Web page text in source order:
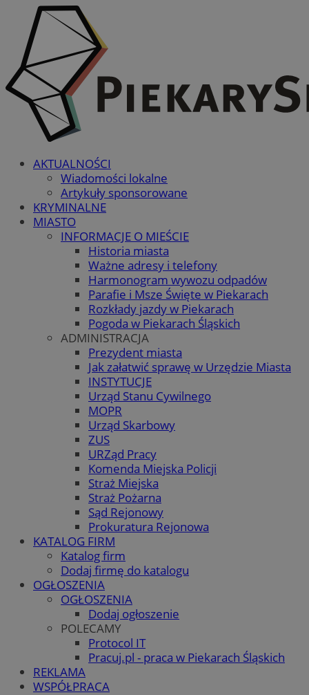
AKTUALNOŚCI
Wiadomości lokalne
Artykuły sponsorowane
KRYMINALNE
MIASTO
INFORMACJE O MIEŚCIE
Historia miasta
Ważne adresy i telefony
Harmonogram wywozu odpadów
Parafie i Msze Święte w Piekarach
Rozkłady jazdy w Piekarach
Pogoda w Piekarach Śląskich
ADMINISTRACJA
Prezydent miasta
Jak załatwić sprawę w Urzędzie Miasta
INSTYTUCJE
Urząd Stanu Cywilnego
MOPR
Urząd Skarbowy
ZUS
URZąd Pracy
Komenda Miejska Policji
Straż Miejska
Straż Pożarna
Sąd Rejonowy
Prokuratura Rejonowa
KATALOG FIRM
Katalog firm
Dodaj firmę do katalogu
OGŁOSZENIA
OGŁOSZENIA
Dodaj ogłoszenie
POLECAMY
Protocol IT
Pracuj.pl - praca w Piekarach Śląskich
REKLAMA
WSPÓŁPRACA